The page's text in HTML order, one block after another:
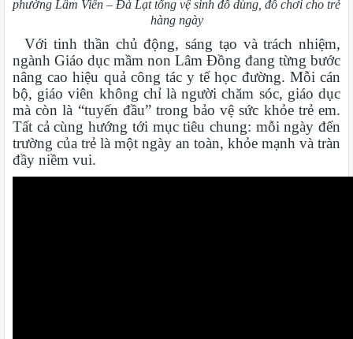
phường Lâm Viên – Đà Lạt tổng vệ sinh đồ dùng, đồ chơi cho trẻ
hàng ngày
Với tinh thần chủ động, sáng tạo và trách nhiệm,
ngành Giáo dục mầm non Lâm Đồng đang từng bước
nâng cao hiệu quả công tác y tế học đường. Mỗi cán
bộ, giáo viên không chỉ là người chăm sóc, giáo dục
mà còn là “tuyến đầu” trong bảo vệ sức khỏe trẻ em.
Tất cả cùng hướng tới mục tiêu chung: mỗi ngày đến
trường của trẻ là một ngày an toàn, khỏe mạnh và tràn
đầy niềm vui.